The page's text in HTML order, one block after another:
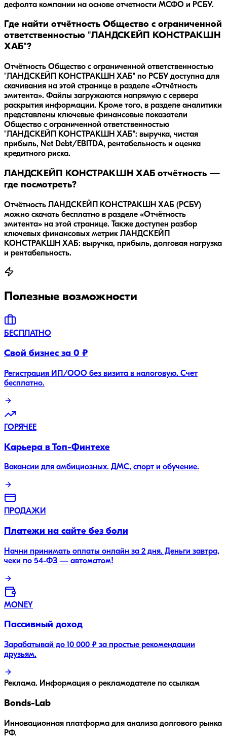
дефолта компании на основе отчетности МСФО и РСБУ.
Где найти отчётность Общество с ограниченной
ответственностью "ЛАНДСКЕЙП КОНСТРАКШН
ХАБ"?
Отчётность Общество с ограниченной ответственностью
"ЛАНДСКЕЙП КОНСТРАКШН ХАБ" по РСБУ доступна для
скачивания на этой странице в разделе «Отчётность
эмитента». Файлы загружаются напрямую с сервера
раскрытия информации. Кроме того, в разделе аналитики
представлены ключевые финансовые показатели
Общество с ограниченной ответственностью
"ЛАНДСКЕЙП КОНСТРАКШН ХАБ": выручка, чистая
прибыль, Net Debt/EBITDA, рентабельность и оценка
кредитного риска.
ЛАНДСКЕЙП КОНСТРАКШН ХАБ отчётность —
где посмотреть?
Отчётность ЛАНДСКЕЙП КОНСТРАКШН ХАБ (РСБУ)
можно скачать бесплатно в разделе «Отчётность
эмитента» на этой странице. Также доступен разбор
ключевых финансовых метрик ЛАНДСКЕЙП
КОНСТРАКШН ХАБ: выручка, прибыль, долговая нагрузка
и рентабельность.
Полезные возможности
БЕСПЛАТНО
Свой бизнес за 0 ₽
Регистрация ИП/ООО без визита в налоговую. Счет
бесплатно.
ГОРЯЧЕЕ
Карьера в Топ-Финтехе
Вакансии для амбициозных. ДМС, спорт и обучение.
ПРОДАЖИ
Платежи на сайте без боли
Начни принимать оплаты онлайн за 2 дня. Деньги завтра,
чеки по 54-ФЗ — автоматом!
MONEY
Пассивный доход
Зарабатывай до 10 000 ₽ за простые рекомендации
друзьям.
Реклама. Информация о рекламодателе по ссылкам
Bonds-Lab
Инновационная платформа для анализа долгового рынка
РФ.